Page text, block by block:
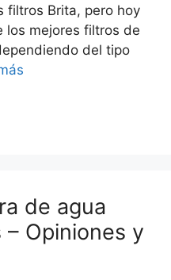
filtros Brita, pero hoy
los mejores filtros de
del tipo
de agua
Opiniones y